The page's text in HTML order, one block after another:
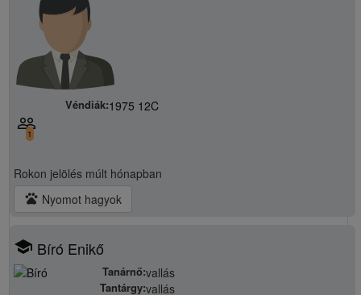
Véndiák:1975 12C
people_outline
1
Rokon jelölés múlt hónapban
pets Nyomot hagyok
school Bíró Enikő
Tanárnő:vallás
Tantárgy:vallás